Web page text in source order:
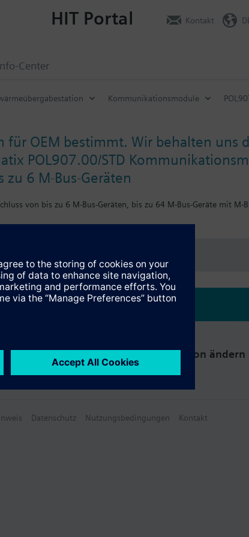
Center
HIT Portal Kontakt
Kommunikationsmodule
für OEM bestimmt. Wir behalten uns
POL907.00/STD
zu 6 M-Bus-Geräten
von bis zu 6 M-Bus-Geräten, bis zu 64 M-Bus-Geräte mit M-
Region ändern
Datenschutz Nutzungsbedingungen Kontakt